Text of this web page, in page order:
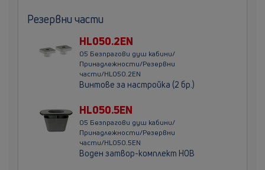
Резервни части
HL050.2EN
05 Безпрагови душ кабини/
Принадлежности/Резервни
части/HL050.2EN
Винтове за настройка (2 бр.)
HL050.5EN
05 Безпрагови душ кабини/
Принадлежности/Резервни
части/HL050.5EN
Воден затвор-комплект НОВ